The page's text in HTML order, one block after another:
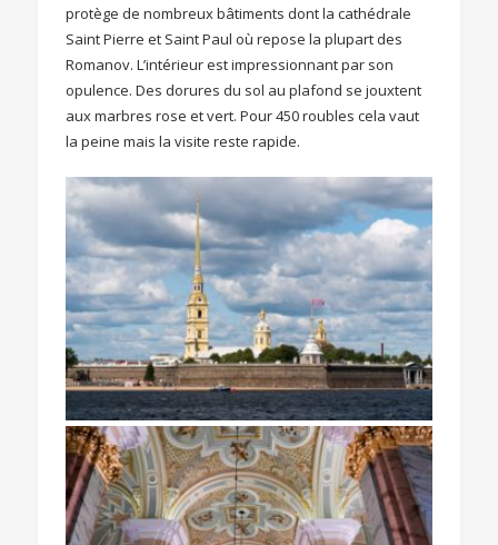
protège de nombreux bâtiments dont la cathédrale
Saint Pierre et Saint Paul où repose la plupart des
Romanov. L’intérieur est impressionnant par son
opulence. Des dorures du sol au plafond se jouxtent
aux marbres rose et vert. Pour 450 roubles cela vaut
la peine mais la visite reste rapide.